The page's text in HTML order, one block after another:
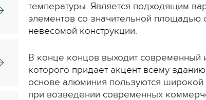
температуры. Является подходящим
элементов со значительной
невесомой конструкции.
В конце концов выходит современный
которого придает акцент всему
основе алюминия пользуются
при возведении современных